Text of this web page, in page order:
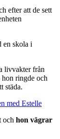
efter att de sett
en skola i
livvakter från
hon ringde och
städa.
med Estelle
och hon vägrar